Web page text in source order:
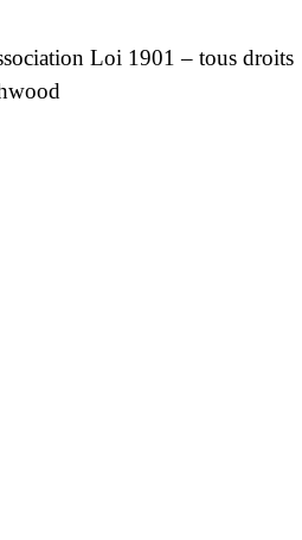
Loi 1901 – tous droits